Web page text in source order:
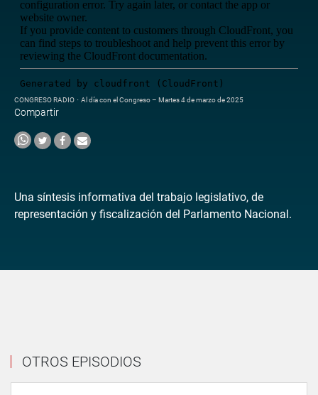
CONGRESO RADIO · Al día con el Congreso – Martes 4 de marzo de 2025
Compartir
Una síntesis informativa del trabajo legislativo, de
representación y fiscalización del Parlamento Nacional.
OTROS EPISODIOS